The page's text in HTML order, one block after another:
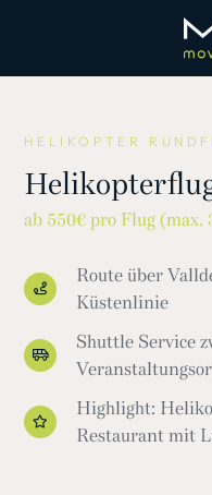
HELIKOPTER
ab 550€ pro Flug (max.
Route über
Küstenlinie
Shuttle Service
Highlight:
Restaurant mit